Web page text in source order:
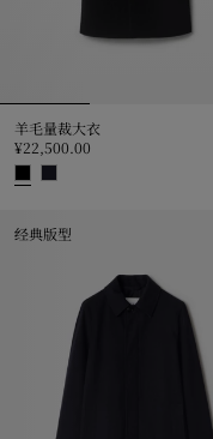
羊毛量裁大衣
¥22,500.00
经典版型